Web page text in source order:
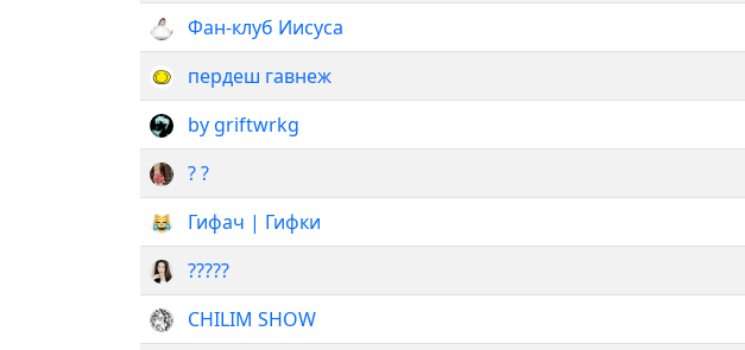
Фан-клуб Иисуса
пердеш гавнеж
by griftwrkg
? ?
Гифач | Гифки
?????
CHILIM SHOW